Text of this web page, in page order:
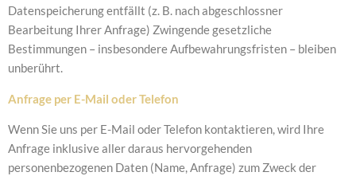
Datenspeicherung entfällt (z. B. nach abgeschlossner
Bearbeitung Ihrer Anfrage) Zwingende gesetzliche
Bestimmungen – insbesondere Aufbewahrungsfristen – bleiben
unberührt.
Anfrage per E-Mail oder Telefon
Wenn Sie uns per E-Mail oder Telefon kontaktieren, wird Ihre
Anfrage inklusive aller daraus hervorgehenden
personenbezogenen Daten (Name, Anfrage) zum Zweck der